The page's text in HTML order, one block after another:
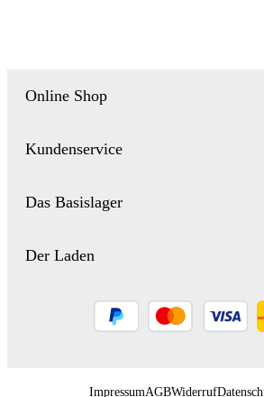
Online Shop
Kundenservice
Das Basislager
Der Laden
ImpressumAGBWiderruf